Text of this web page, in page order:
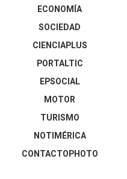
ECONOMÍA
SOCIEDAD
CIENCIAPLUS
PORTALTIC
EPSOCIAL
MOTOR
TURISMO
NOTIMÉRICA
CONTACTOPHOTO